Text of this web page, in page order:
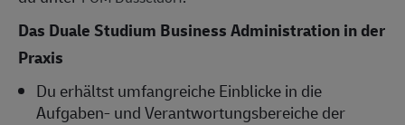
Das Duale Studium Business Administration in der
Praxis
Du erhältst umfangreiche Einblicke in die
Aufgaben- und Verantwortungsbereiche der